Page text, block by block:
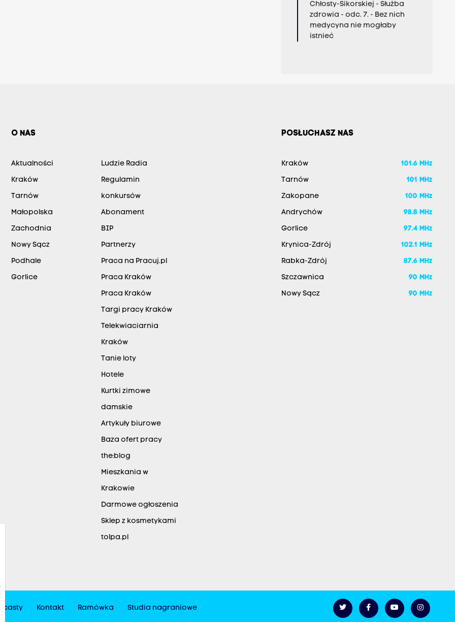
Chłosty-Sikorskiej - Służba
zdrowia - odc. 7. - Bez nich
medycyna nie mogłaby
istnieć
O NAS
Aktualności
Kraków
Tarnów
Małopolska
Zachodnia
Nowy Sącz
Podhale
Gorlice
Ludzie Radia
Regulamin
konkursów
Abonament
BIP
Partnerzy
Praca na Pracuj.pl
Praca Kraków
Praca Kraków
Targi pracy Kraków
Telekwiaciarnia
Kraków
Tanie loty
Hotele
Kurtki zimowe
damskie
Artykuły biurowe
Baza ofert pracy
the:blog
Mieszkania w
Krakowie
Darmowe ogłoszenia
Sklep z kosmetykami
tolpa.pl
POSŁUCHASZ NAS
Kraków 101.6 MHz
Tarnów 101 MHz
Zakopane 100 MHz
Andrychów 98.8 MHz
Gorlice 97.4 MHz
Krynica-Zdrój 102.1 MHz
Rabka-Zdrój 87.6 MHz
Szczawnica 90 MHz
Nowy Sącz 90 MHz
Kontakt Ramówka Studia nagraniowe